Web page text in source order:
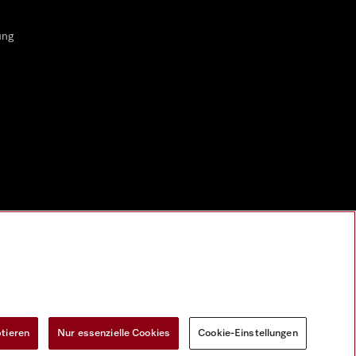
Nur essenzielle Cookies Cookie-Einstellungen